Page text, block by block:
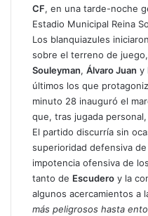
CF, en una tarde-noche
Estadio Municipal Reina
Los blanquiazules
sobre el terreno de
Souleyman, Álvaro Juan y
últimos los que
minuto 28 inauguró el
que, tras jugada
El partido discurría sin
superioridad defensiva
impotencia ofensiva de
tanto de Escudero y la
algunos acercamientos a
más peligrosos hasta